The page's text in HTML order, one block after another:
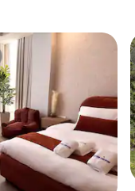
28 მიმოხილვა